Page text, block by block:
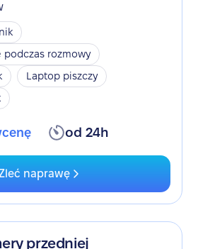
podczas rozmowy
Laptop piszczy
od 24h
naprawę
przedniej